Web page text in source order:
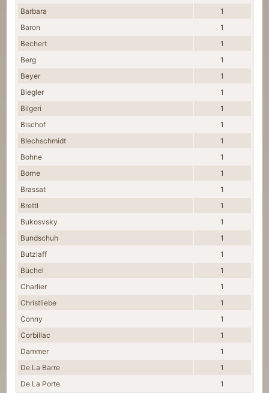
Barbara
1
Baron
1
Bechert
1
Berg
1
Beyer
1
Biegler
1
Bilgeri
1
Bischof
1
Blechschmidt
1
Bohne
1
Borne
1
Brassat
1
Brettl
1
Bukosvsky
1
Bundschuh
1
Butzlaff
1
Büchel
1
Charlier
1
Christliebe
1
Conny
1
Corbillac
1
Dammer
1
De La Barre
1
De La Porte
1